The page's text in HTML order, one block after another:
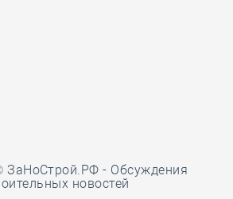
ЗаНоСтрой.РФ - Обсуждения
новостей